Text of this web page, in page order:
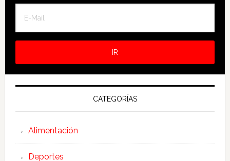
CATEGORÍAS
Alimentación
Deportes